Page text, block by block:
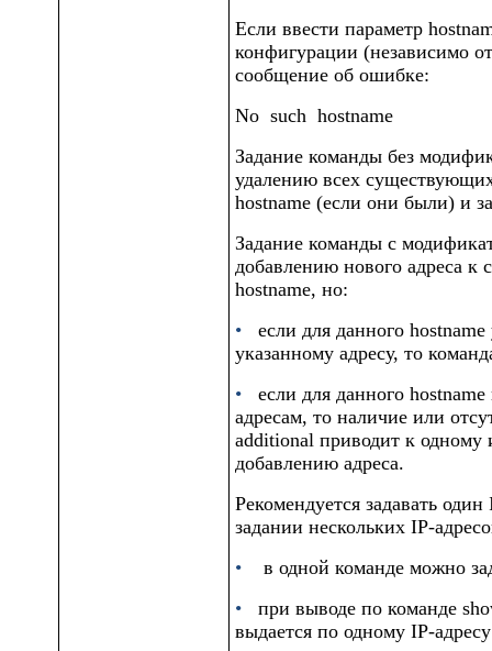
Если ввести параметр
конфигурации (независимо
сообщение об ошибке:
No such hostname
Задание команды без
удалению всех
hostname (если они были) и
Задание команды с
добавлению нового адреса к
hostname, но:
•
если для данного hostname
указанному адресу, то
•
если для данного hostname
адресам, то наличие или
additional приводит к одному
добавлению адреса.
Рекомендуется задавать
задании нескольких IP-
•
в одной команде можно
• при выводе по команде
выдается по одному IP-